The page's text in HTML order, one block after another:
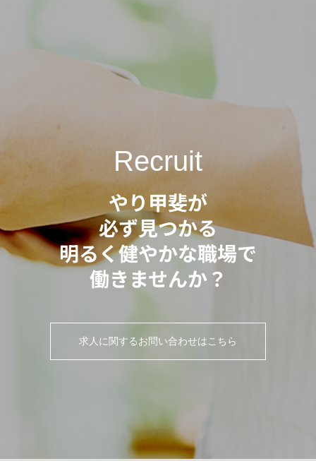
Recruit
やり甲斐が
必ず見つかる
明るく健やかな職場で
働きませんか？
求人に関するお問い合わせはこちら